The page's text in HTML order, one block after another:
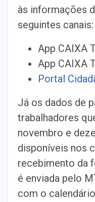
às informações
seguintes canais:
App CAIXA
App CAIXA
Portal
Já os dados de
trabalhadores
novembro e
disponíveis nos
recebimento da
é enviada pelo
com o